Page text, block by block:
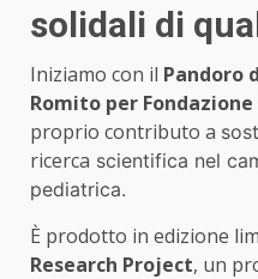
solidali di
Iniziamo con il Pandoro
Romito per Fondazione
proprio contributo a
ricerca scientifica nel
pediatrica.
È prodotto in edizione
Research Project, un